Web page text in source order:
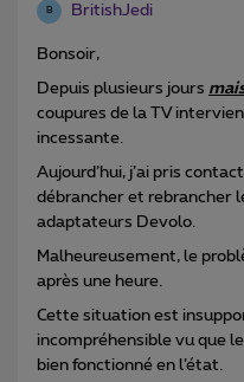
B BritishJedi
Bonsoir,
Depuis plusieurs jours
coupures de la TV
incessante.
Aujourd’hui, j’ai pris
débrancher et rebrancher
adaptateurs Devolo.
Malheureusement, le
après une heure.
Cette situation est
incompréhensible vu que
bien fonctionné en l’état.